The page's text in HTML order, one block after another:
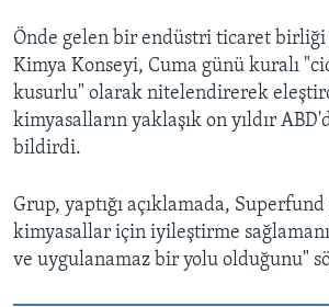
Önde gelen bir endüstri ticaret
Kimya Konseyi, Cuma günü kuralı
kusurlu" olarak nitelendirerek
kimyasalların yaklaşık on yıldır
bildirdi.
Grup, yaptığı açıklamada,
kimyasallar için iyileştirme
ve uygulanamaz bir yolu olduğunu"